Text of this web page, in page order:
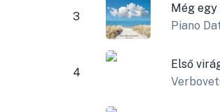
3
Még egy
Piano
4
Első